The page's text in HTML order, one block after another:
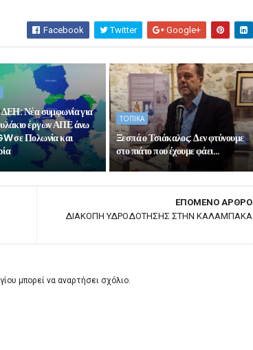
Facebook Twitter Google+
ΔΕΗ: Νέα συμφωνία για
έργων ΑΠΕ άνω
σε Πολωνία και
ΤΟΠΙΚΑ
Ξεσπά ο Τσιάκαλος: Δεν φτύνουμε
στο πιάτο που έχουμε φάει…
ΕΠΟΜΕΝΟ ΑΡΘΡΟ
ΔΙΑΚΟΠΗ ΥΔΡΟΔΟΤΗΣΗΣ ΣΤΗΝ ΚΑΛΑΜΠΑΚΑ
μπορεί να αναρτήσει σχόλιο.